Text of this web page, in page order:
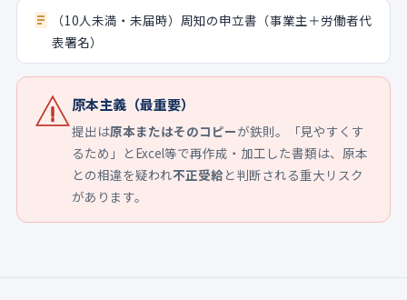
（10人未満・未届時）周知の申立書（事業主＋労働者代
表署名）
原本主義（最重要）
提出は原本またはそのコピーが鉄則。「見やすくす
るため」とExcel等で再作成・加工した書類は、原本
との相違を疑われ不正受給 と判断される重大リスク
があります。